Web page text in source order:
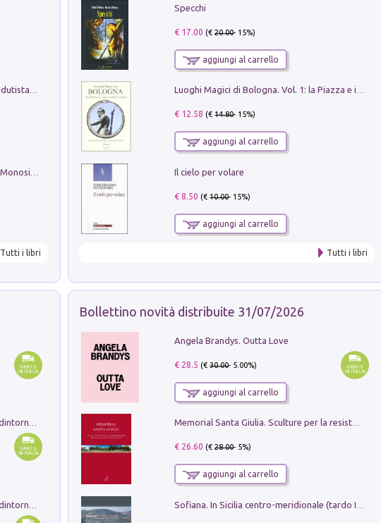
Pietro Bellotti Detto Canaletty. Un Vedutista Veneziano nella Francia dell'Ancien Régime
Tutti i libri
Specchi
€ 17.00 (€20.00- 15%)
aggiungi al carrello
Luoghi Magici di Bologna. Vol. 1: la Piazza e i Suoi Simboli Segreti
€ 12.58 (€14.80- 15%)
aggiungi al carrello
Il cielo per volare
€ 8.50 (€10.00- 15%)
aggiungi al carrello
Tutti i libri
Ruderi delle ville Romano Sabine nei dintorni di Poggio Mirteto. Illustrati dal dott.re prof.re cav.re Ercole Nardi regio ispettore degli scavi e monumenti. Anno 1885. Tavole e studio. Con 25 tavole fuori testo in cartella editoriale
Bollettino novità distribuite 31/07/2026
Angela Brandys. Outta Love
€ 28.5 (€30.00- 5.00%)
aggiungi al carrello
Memorial Santa Giulia. Sculture per la resistenza Monchio di Palagano
€ 26.60 (€28.00- 5%)
aggiungi al carrello